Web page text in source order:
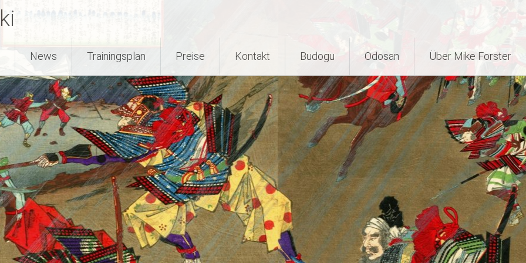
News Trainingsplan Preise Kontakt Budogu Odosan Über Mike Forster